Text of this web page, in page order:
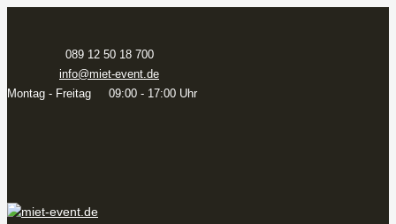
089 12 50 18 700
info@miet-event.de
Montag - Freitag 09:00 - 17:00 Uhr